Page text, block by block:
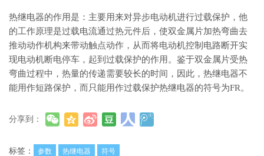
热继电器的作用是：主要用来对异步电动机进行过载保护，他
的工作原理是过载电流通过热元件后，使双金属片加热弯曲去
推动动作机构来带动触点动作，从而将电动机控制电路断开实
现电动机断电停车，起到过载保护的作用。鉴于双金属片受热
弯曲过程中，热量的传递需要较长的时间，因此，热继电器不
能用作短路保护，而只能用作过载保护热继电器的符号为FR。
分享到：
标签： 参数 热继电器 符号